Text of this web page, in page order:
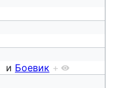
и Боевик +